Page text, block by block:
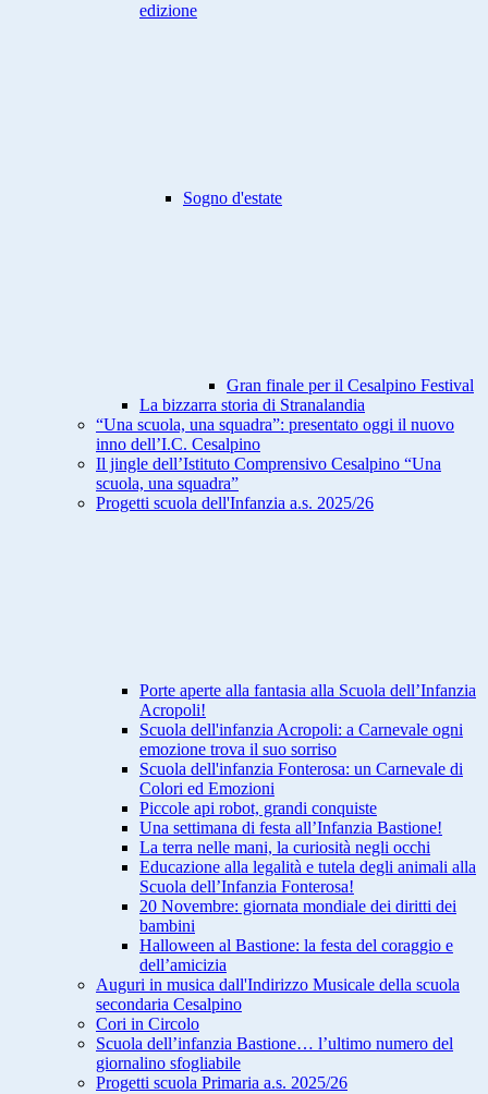
edizione
Sogno d'estate
Gran finale per il Cesalpino Festival
La bizzarra storia di Stranalandia
“Una scuola, una squadra”: presentato oggi il nuovo
inno dell’I.C. Cesalpino
Il jingle dell’Istituto Comprensivo Cesalpino “Una
scuola, una squadra”
Progetti scuola dell'Infanzia a.s. 2025/26
Porte aperte alla fantasia alla Scuola dell’Infanzia
Acropoli!
Scuola dell'infanzia Acropoli: a Carnevale ogni
emozione trova il suo sorriso
Scuola dell'infanzia Fonterosa: un Carnevale di
Colori ed Emozioni
Piccole api robot, grandi conquiste
Una settimana di festa all’Infanzia Bastione!
La terra nelle mani, la curiosità negli occhi
Educazione alla legalità e tutela degli animali alla
Scuola dell’Infanzia Fonterosa!
20 Novembre: giornata mondiale dei diritti dei
bambini
Halloween al Bastione: la festa del coraggio e
dell’amicizia
Auguri in musica dall'Indirizzo Musicale della scuola
secondaria Cesalpino
Cori in Circolo
Scuola dell’infanzia Bastione… l’ultimo numero del
giornalino sfogliabile
Progetti scuola Primaria a.s. 2025/26